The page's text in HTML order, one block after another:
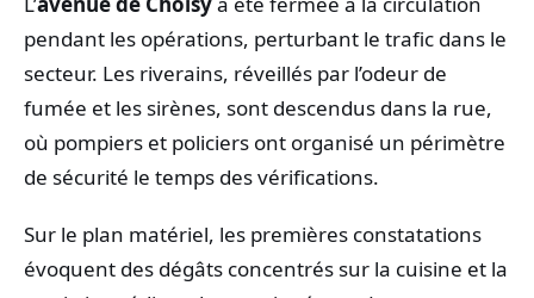
pendant les opérations, perturbant le trafic dans le
secteur. Les riverains, réveillés par l’odeur de
fumée et les sirènes, sont descendus dans la rue,
où pompiers et policiers ont organisé un périmètre
de sécurité le temps des vérifications.
Sur le plan matériel, les premières constatations
évoquent des dégâts concentrés sur la cuisine et la